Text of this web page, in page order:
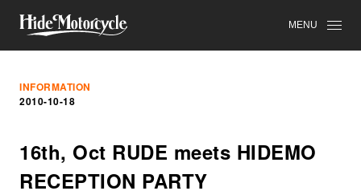
MENU
INFORMATION
2010-10-18
16th, Oct RUDE meets HIDEMO
RECEPTION PARTY